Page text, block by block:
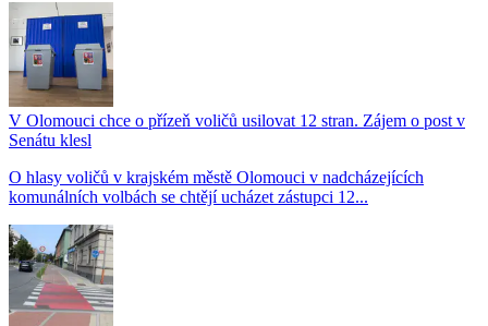
V Olomouci chce o přízeň voličů usilovat 12 stran. Zájem o post v
Senátu klesl
O hlasy voličů v krajském městě Olomouci v nadcházejících
komunálních volbách se chtějí ucházet zástupci 12...